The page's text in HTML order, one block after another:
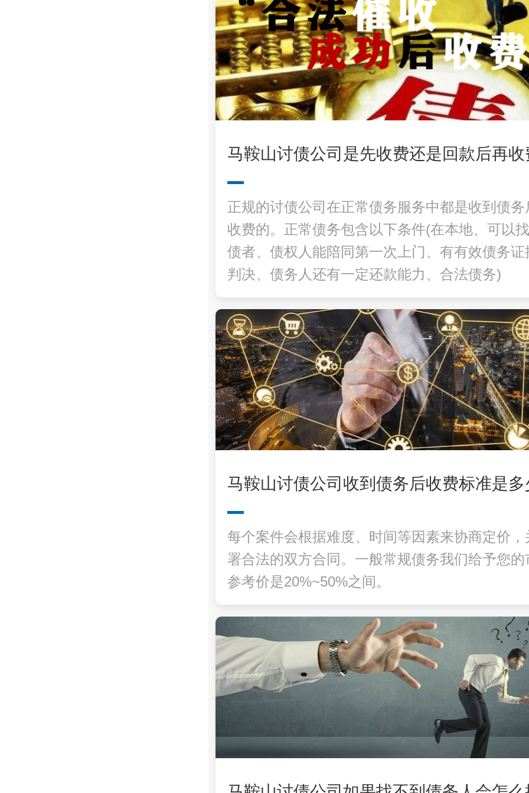
马鞍山讨债公司是先收费还是回款后再收
正规的讨债公司在正常债务服务中都是收到债务
收费的。正常债务包含以下条件(在本地、可以
债者、债权人能陪同第一次上门、有有效债务证
判决、债务人还有一定还款能力、合法债务)
马鞍山讨债公司收到债务后收费标准是多
每个案件会根据难度、时间等因素来协商定价，
署合法的双方合同。一般常规债务我们给予您的
参考价是20%~50%之间。